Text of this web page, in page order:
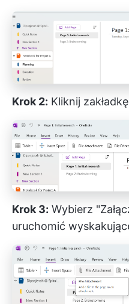
Krok 2: Kliknij
Krok 3: Wybierz
uruchomić